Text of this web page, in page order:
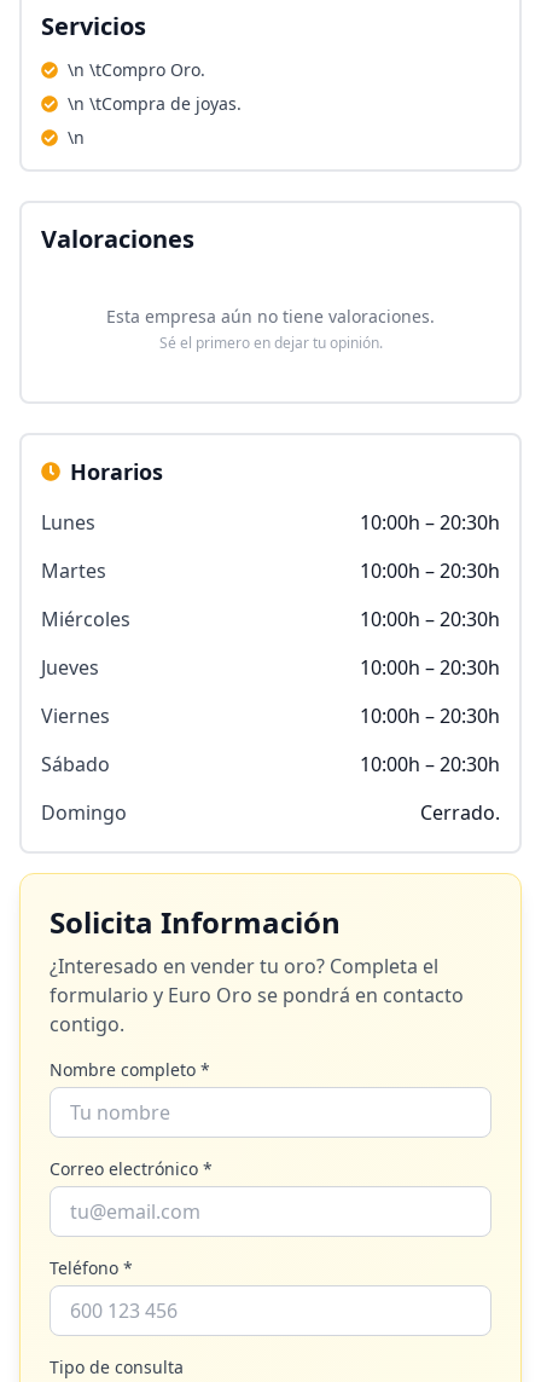
Servicios
\n \tCompro Oro.
\n \tCompra de joyas.
\n
Valoraciones
Esta empresa aún no tiene valoraciones.
Sé el primero en dejar tu opinión.
Horarios
Lunes
10:00h – 20:30h
Martes
10:00h – 20:30h
Miércoles
10:00h – 20:30h
Jueves
10:00h – 20:30h
Viernes
10:00h – 20:30h
Sábado
10:00h – 20:30h
Domingo
Cerrado.
Solicita Información
¿Interesado en vender tu oro? Completa el
formulario y Euro Oro se pondrá en contacto
contigo.
Nombre completo *
Correo electrónico *
Teléfono *
Tipo de consulta